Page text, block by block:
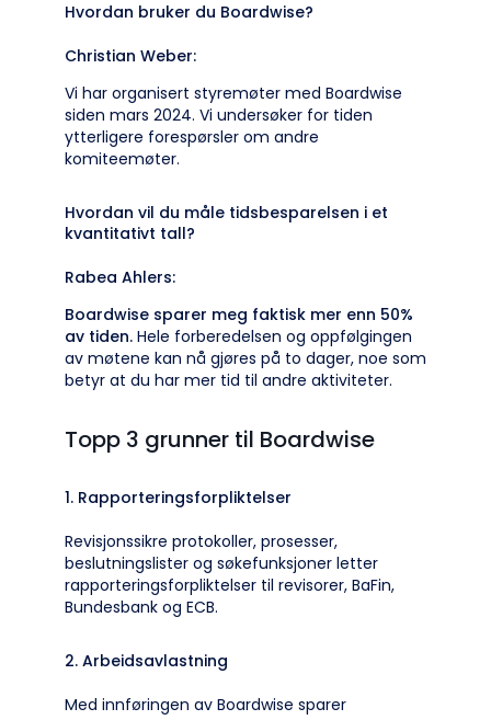
Hvordan bruker du Boardwise?
Christian Weber:
Vi har organisert styremøter med Boardwise
siden mars 2024. Vi undersøker for tiden
ytterligere forespørsler om andre
komiteemøter.
Hvordan vil du måle tidsbesparelsen i et
kvantitativt tall?
Rabea Ahlers:
Boardwise sparer meg faktisk mer enn 50%
av tiden. Hele forberedelsen og oppfølgingen
av møtene kan nå gjøres på to dager, noe som
betyr at du har mer tid til andre aktiviteter.
Topp 3 grunner til Boardwise
1. Rapporteringsforpliktelser
Revisjonssikre protokoller, prosesser,
beslutningslister og søkefunksjoner letter
rapporteringsforpliktelser til revisorer, BaFin,
Bundesbank og ECB.
2. Arbeidsavlastning
Med innføringen av Boardwise sparer